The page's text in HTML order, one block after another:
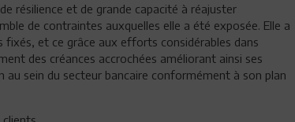
résilience et de grande capacité à réajuster
de contraintes auxquelles elle a été exposée. Elle a
fixés, et ce grâce aux efforts considérables dans
des créances accrochées améliorant ainsi ses
sein du secteur bancaire conformément à son plan